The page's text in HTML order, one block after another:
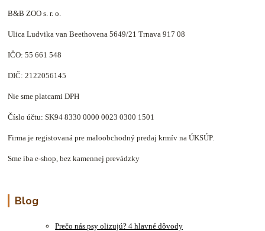
B&B ZOO s. r. o.
Ulica Ludvika van Beethovena 5649/21 Trnava 917 08
IČO: 55 661 548
DIČ: 2122056145
Nie sme platcami DPH
Číslo účtu: SK94 8330 0000 0023 0300 1501
Firma je registovaná pre maloobchodný predaj krmív na ÚKSÚP.
Sme iba e-shop, bez kamennej prevádzky
Blog
Prečo nás psy olizujú? 4 hlavné dôvody